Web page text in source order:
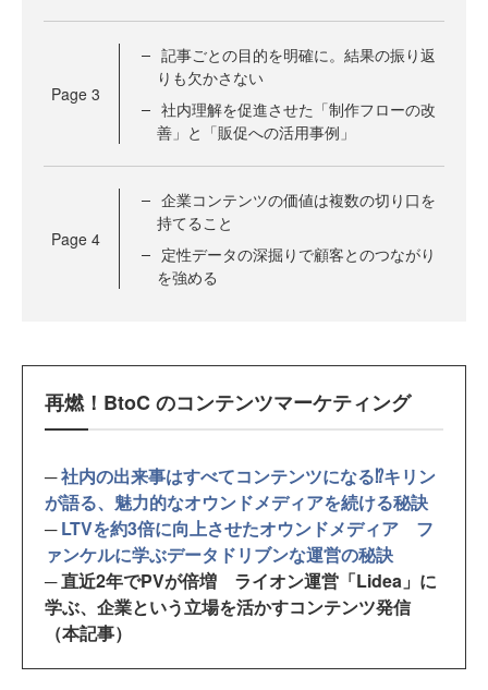
Page 3
記事ごとの目的を明確に。結果の振り返
りも欠かさない
社内理解を促進させた「制作フローの改
善」と「販促への活用事例」
Page 4
企業コンテンツの価値は複数の切り口を
持てること
定性データの深掘りで顧客とのつながり
を強める
再燃！BtoC のコンテンツマーケティング
─社内の出来事はすべてコンテンツになる⁉キリン
が語る、魅力的なオウンドメディアを続ける秘訣
─LTVを約3倍に向上させたオウンドメディア フ
ァンケルに学ぶデータドリブンな運営の秘訣
─ 直近2年でPVが倍増 ライオン運営「Lidea」に
学ぶ、企業という立場を活かすコンテンツ発信
（本記事）